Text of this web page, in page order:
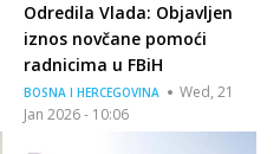
Odredila Vlada: Objavljen
iznos novčane pomoći
radnicima u FBiH
BOSNA I HERCEGOVINA
Wed, 21
Jan 2026 - 10:06